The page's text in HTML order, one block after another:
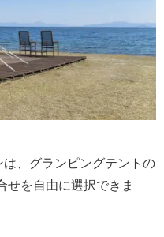
、グランピングテントの
せを自由に選択できま